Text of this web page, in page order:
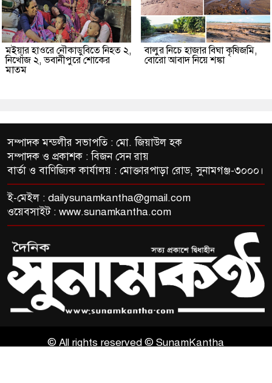
মইয়ার হাওরে নৌকাডুবিতে নিহত ২,
নিখোঁজ ২, ভবানীপুরে শোকের
মাতম
বালুর নিচে হাজার বিঘা কৃষিজমি,
বোরো আবাদ নিয়ে শঙ্কা
সম্পাদক মন্ডলীর সভাপতি : মো. জিয়াউল হক
সম্পাদক ও প্রকাশক : বিজন সেন রায়
বার্তা ও বাণিজ্যিক কার্যালয় : মোক্তারপাড়া রোড, সুনামগঞ্জ-৩০০০।
ই-মেইল : dailysunamkantha@gmail.com
ওয়েবসাইট : www.sunamkantha.com
© All rights reserved © SunamKantha